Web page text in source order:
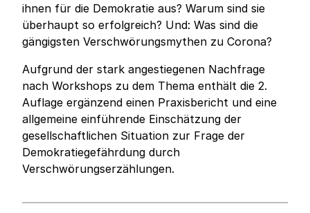
ihnen für die Demokratie aus? Warum sind sie
überhaupt so erfolgreich? Und: Was sind die
gängigsten Verschwörungsmythen zu Corona?
Aufgrund der stark angestiegenen Nachfrage
nach Workshops zu dem Thema enthält die 2.
Auflage ergänzend einen Praxisbericht und eine
allgemeine einführende Einschätzung der
gesellschaftlichen Situation zur Frage der
Demokratiegefährdung durch
Verschwörungserzählungen.